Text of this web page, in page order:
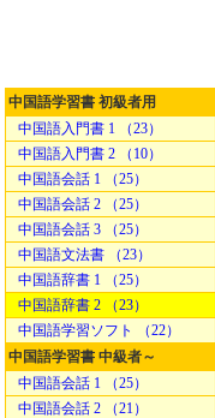
中国語学習書 初級者用
中国語入門書 1 （23）
中国語入門書 2 （10）
中国語会話 1 （25）
中国語会話 2 （25）
中国語会話 3 （25）
中国語文法書 （23）
中国語辞書 1 （25）
中国語辞書 2 （23）
中国語学習ソフト （22）
中国語学習書 中級者～
中国語会話 1 （25）
中国語会話 2 （21）